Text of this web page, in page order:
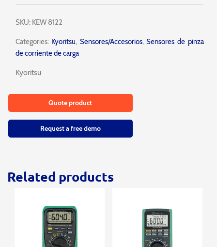
SKU: KEW 8122
Categories:Kyoritsu, Sensores/Accesorios,Sensores de pinza
de corriente de carga
Kyoritsu
Quote product
Request a free demo
Related products